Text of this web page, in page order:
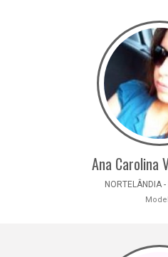
Ana Carolina
NORTELÂNDIA